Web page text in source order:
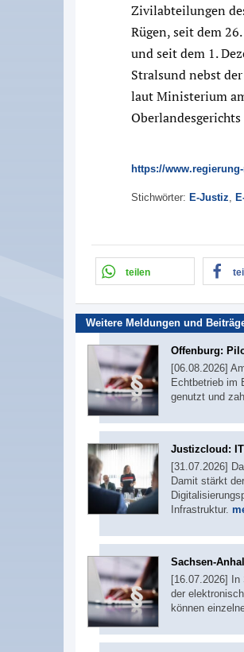
Zivilabteilungen
Rügen, seit dem
und seit dem 1.
Stralsund nebst
laut Ministerium
https://
Stichwörter: E-Justiz
teilen
Weitere Meldungen und
Offenburg:
[06.08.2026]
Echtbetrieb im
genutzt und
Justizcloud:
[31.07.2026]
Damit stärkt
Infrastruktur.
Sachsen-
[16.07.2026]
der
können